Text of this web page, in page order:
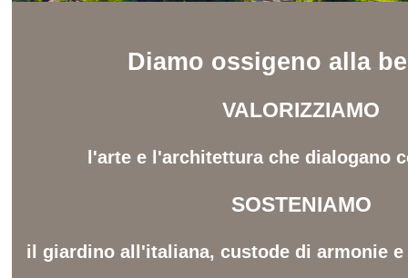
Diamo ossigeno alla
VALORIZZIAMO
l'arte e l'architettura che dialogano
SOSTENIAMO
il giardino all'italiana, custode di armonie